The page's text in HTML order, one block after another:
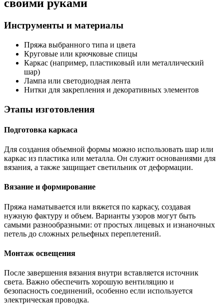
своими руками
Инструменты и материалы
Пряжа выбранного типа и цвета
Круговые или крючковые спицы
Каркас (например, пластиковый или металлический
шар)
Лампа или светодиодная лента
Нитки для закрепления и декоративных элементов
Этапы изготовления
Подготовка каркаса
Для создания объемной формы можно использовать шар или
каркас из пластика или металла. Он служит основаниями для
вязания, а также защищает светильник от деформации.
Вязание и формирование
Пряжа наматывается или вяжется по каркасу, создавая
нужную фактуру и объем. Варианты узоров могут быть
самыми разнообразными: от простых лицевых и изнаночных
петель до сложных рельефных переплетений.
Монтаж освещения
После завершения вязания внутри вставляется источник
света. Важно обеспечить хорошую вентиляцию и
безопасность соединений, особенно если используется
электрическая проводка.